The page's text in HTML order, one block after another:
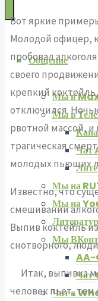
Общение
Мы в
Мы в
Чат
Мы на
Мы на
Мы
AA-
Чат
Чат в
Вот яркие
Молодой офицер,
пробовал
своего
крепкий
отключился.
рвотной массой, и
трагическая
молодых пьющих
Известно, что
смешивании
Выпив коктейль
снотворного,
Итак, выпивка
человек пьет, тем